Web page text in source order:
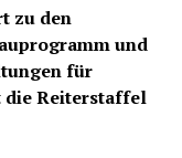
zu den
und
für
die Reiterstaffel